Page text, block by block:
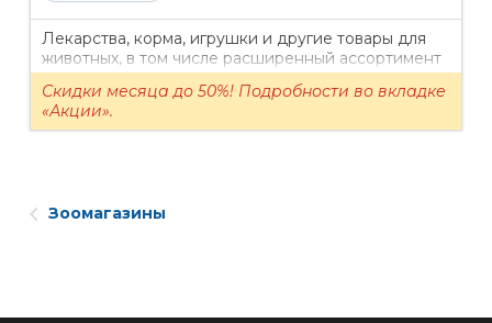
Лекарства, корма, игрушки и другие товары для
животных, в том числе расширенный ассортимент
аквариумистики. Кроме ветпрепаратов и
зоотоваров вы можете приобрести...
Скидки месяца до 50%! Подробности во вкладке
«Акции».
Зоомагазины